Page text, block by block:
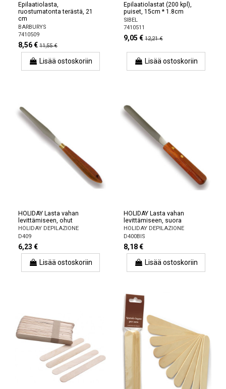
Epilaatiolasta,
ruostumatonta terästä, 21
cm
BARBURYS
7410509
8,56 € 11,55 €
Lisää ostoskoriin
Epilaatiolastat (200 kpl),
puiset, 15cm * 1.8cm
SIBEL
7410511
9,05 € 12,21 €
Lisää ostoskoriin
HOLIDAY Lasta vahan
levittämiseen, ohut
HOLIDAY DEPILAZIONE
D409
6,23 €
Lisää ostoskoriin
HOLIDAY Lasta vahan
levittämiseen, suora
HOLIDAY DEPILAZIONE
D400BIS
8,18 €
Lisää ostoskoriin